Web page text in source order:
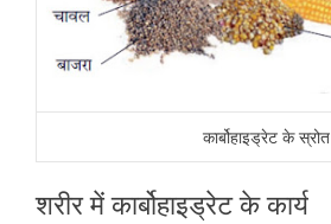
कार्बोहाइड्रेट के स्रोत
शरीर में कार्बोहाइड्रेट के कार्य